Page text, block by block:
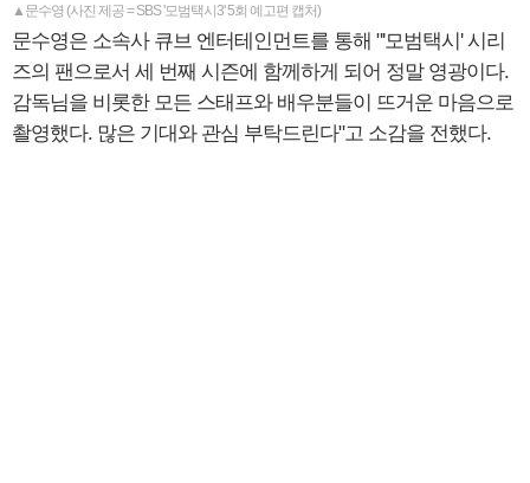
▲문수영 (사진 제공 = SBS '모범택시3' 5회 예고편 캡처)
문수영은 소속사 큐브 엔터테인먼트를 통해 "'모범택시' 시리
즈의 팬으로서 세 번째 시즌에 함께하게 되어 정말 영광이다.
감독님을 비롯한 모든 스태프와 배우분들이 뜨거운 마음으로
촬영했다. 많은 기대와 관심 부탁드린다"고 소감을 전했다.